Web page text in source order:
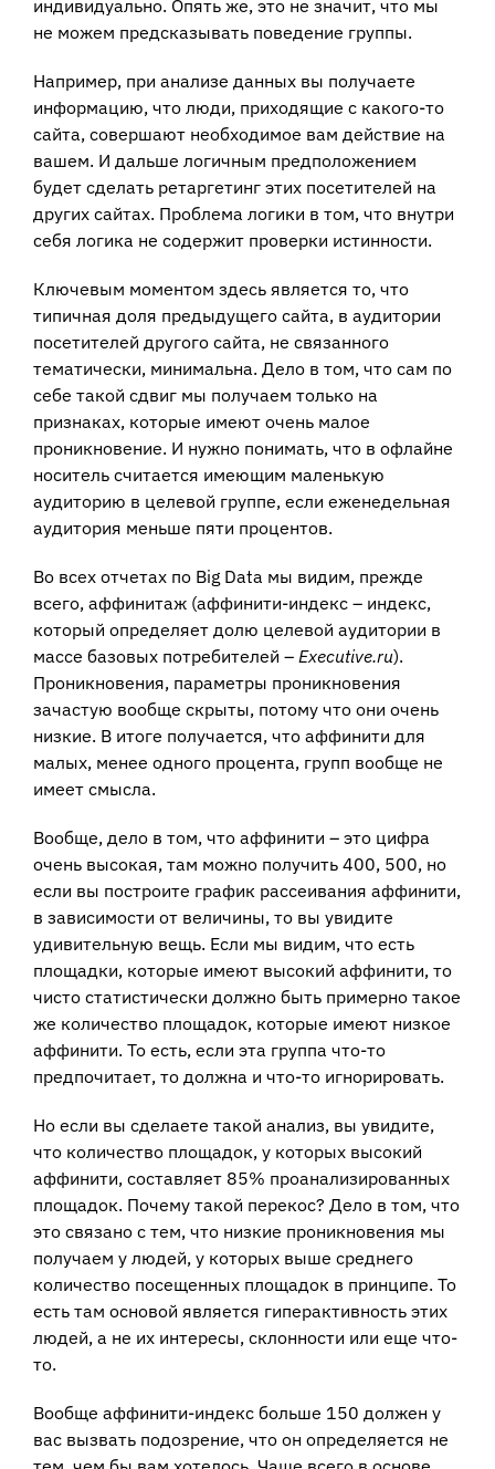
индивидуально. Опять же, это не значит, что мы
не можем предсказывать поведение группы.
Например, при анализе данных вы получаете
информацию, что люди, приходящие с какого-то
сайта, совершают необходимое вам действие на
вашем. И дальше логичным предположением
будет сделать ретаргетинг этих посетителей на
других сайтах. Проблема логики в том, что внутри
себя логика не содержит проверки истинности.
Ключевым моментом здесь является то, что
типичная доля предыдущего сайта, в аудитории
посетителей другого сайта, не связанного
тематически, минимальна. Дело в том, что сам по
себе такой сдвиг мы получаем только на
признаках, которые имеют очень малое
проникновение. И нужно понимать, что в офлайне
носитель считается имеющим маленькую
аудиторию в целевой группе, если еженедельная
аудитория меньше пяти процентов.
Во всех отчетах по Big Data мы видим, прежде
всего, аффинитаж (аффинити-индекс – индекс,
который определяет долю целевой аудитории в
массе базовых потребителей – Executive.ru).
Проникновения, параметры проникновения
зачастую вообще скрыты, потому что они очень
низкие. В итоге получается, что аффинити для
малых, менее одного процента, групп вообще не
имеет смысла.
Вообще, дело в том, что аффинити – это цифра
очень высокая, там можно получить 400, 500, но
если вы построите график рассеивания аффинити,
в зависимости от величины, то вы увидите
удивительную вещь. Если мы видим, что есть
площадки, которые имеют высокий аффинити, то
чисто статистически должно быть примерно такое
же количество площадок, которые имеют низкое
аффинити. То есть, если эта группа что-то
предпочитает, то должна и что-то игнорировать.
Но если вы сделаете такой анализ, вы увидите,
что количество площадок, у которых высокий
аффинити, составляет 85% проанализированных
площадок. Почему такой перекос? Дело в том, что
это связано с тем, что низкие проникновения мы
получаем у людей, у которых выше среднего
количество посещенных площадок в принципе. То
есть там основой является гиперактивность этих
людей, а не их интересы, склонности или еще что-
то.
Вообще аффинити-индекс больше 150 должен у
вас вызвать подозрение, что он определяется не